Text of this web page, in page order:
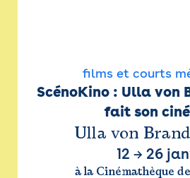
films et courts
ScénoKino : Ulla von
fait son
Ulla von
12 → 26
à la Cinémathèque